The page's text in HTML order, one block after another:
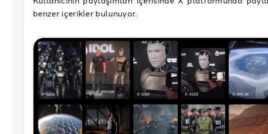
benzer içerikler bulunuyor.